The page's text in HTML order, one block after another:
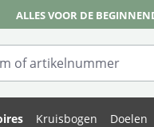
ALLES VOOR DE
Kruisbogen Doelen